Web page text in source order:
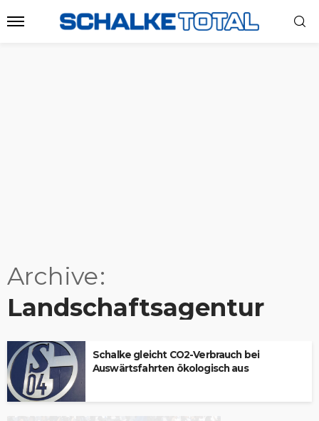
Archive
Landschaftsagentur
Schalke gleicht CO2-Verbrauch bei
Auswärtsfahrten ökologisch aus